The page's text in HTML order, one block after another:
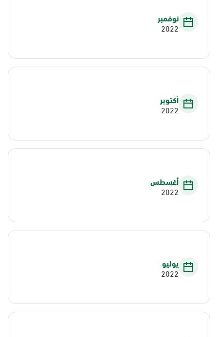
نوفمبر
2022
أكتوبر
2022
أغسطس
2022
يوليو
2022